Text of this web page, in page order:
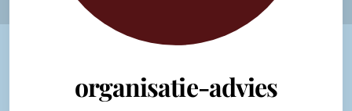
organisatie-advies